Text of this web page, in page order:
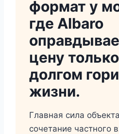
формат у
где Albaro
цену
долгом
жизни.
Главная сила
сочетание частного